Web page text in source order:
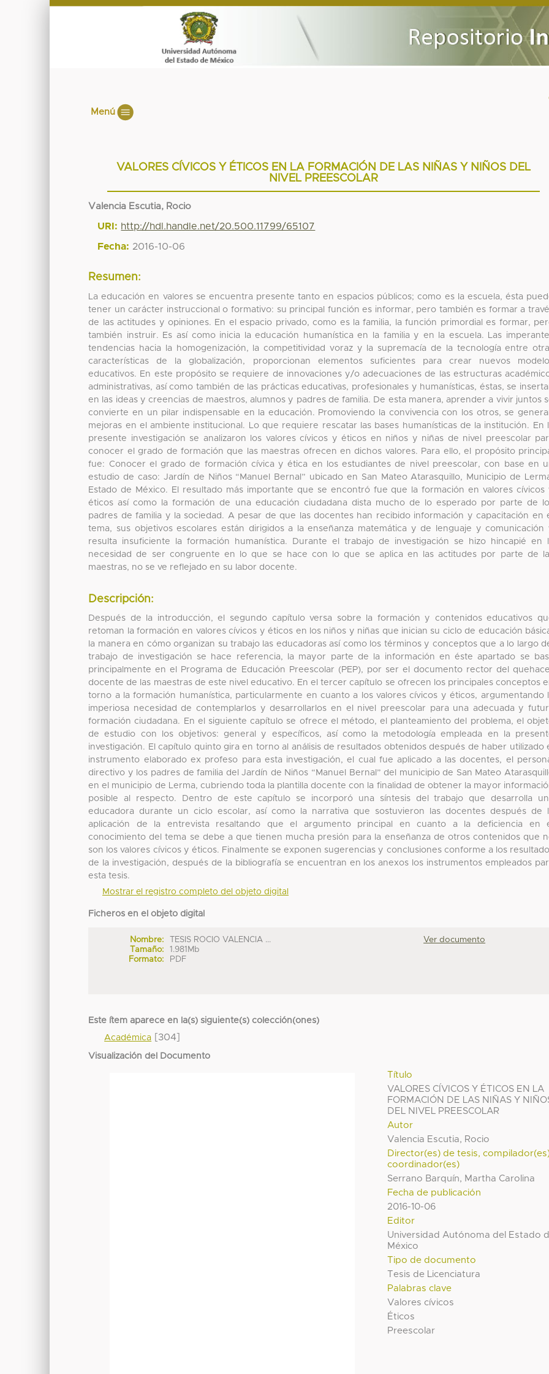
Menú
VALORES CÍVICOS Y ÉTICOS EN LA FORMACIÓN DE LAS NIÑAS Y NIÑOS DEL
NIVEL PREESCOLAR
Valencia Escutia, Rocio
URI: http://hdl.handle.net/20.500.11799/65107
Fecha: 2016-10-06
Resumen:
La educación en valores se encuentra presente tanto en espacios públicos; como es la escuela, ésta
tener un carácter instruccional o formativo: su principal función es informar, pero también es formar a
de las actitudes y opiniones. En el espacio privado, como es la familia, la función primordial es formar,
también instruir. Es así como inicia la educación humanística en la familia y en la escuela. Las
tendencias hacia la homogenización, la competitividad voraz y la supremacía de la tecnología entre
características de la globalización, proporcionan elementos suficientes para crear nuevos
educativos. En este propósito se requiere de innovaciones y/o adecuaciones de las estructuras
administrativas, así como también de las prácticas educativas, profesionales y humanísticas, éstas, se
en las ideas y creencias de maestros, alumnos y padres de familia. De esta manera, aprender a vivir juntos
convierte en un pilar indispensable en la educación. Promoviendo la convivencia con los otros, se
mejoras en el ambiente institucional. Lo que requiere rescatar las bases humanísticas de la institución. En
presente investigación se analizaron los valores cívicos y éticos en niños y niñas de nivel preescolar
conocer el grado de formación que las maestras ofrecen en dichos valores. Para ello, el propósito
fue: Conocer el grado de formación cívica y ética en los estudiantes de nivel preescolar, con base en
estudio de caso: Jardín de Niños “Manuel Bernal” ubicado en San Mateo Atarasquillo, Municipio de
Estado de México. El resultado más importante que se encontró fue que la formación en valores cívicos
éticos así como la formación de una educación ciudadana dista mucho de lo esperado por parte de
padres de familia y la sociedad. A pesar de que las docentes han recibido información y capacitación en
tema, sus objetivos escolares están dirigidos a la enseñanza matemática y de lenguaje y comunicación
resulta insuficiente la formación humanística. Durante el trabajo de investigación se hizo hincapié en
necesidad de ser congruente en lo que se hace con lo que se aplica en las actitudes por parte de
maestras, no se ve reflejado en su labor docente.
Descripción:
Después de la introducción, el segundo capítulo versa sobre la formación y contenidos educativos
retoman la formación en valores cívicos y éticos en los niños y niñas que inician su ciclo de educación
la manera en cómo organizan su trabajo las educadoras así como los términos y conceptos que a lo largo
trabajo de investigación se hace referencia, la mayor parte de la información en éste apartado se
principalmente en el Programa de Educación Preescolar (PEP), por ser el documento rector del
docente de las maestras de este nivel educativo. En el tercer capítulo se ofrecen los principales conceptos
torno a la formación humanística, particularmente en cuanto a los valores cívicos y éticos, argumentando
imperiosa necesidad de contemplarlos y desarrollarlos en el nivel preescolar para una adecuada y
formación ciudadana. En el siguiente capítulo se ofrece el método, el planteamiento del problema, el
de estudio con los objetivos: general y específicos, así como la metodología empleada en la
investigación. El capítulo quinto gira en torno al análisis de resultados obtenidos después de haber utilizado
instrumento elaborado ex profeso para esta investigación, el cual fue aplicado a las docentes, el
directivo y los padres de familia del Jardín de Niños “Manuel Bernal” del municipio de San Mateo
en el municipio de Lerma, cubriendo toda la plantilla docente con la finalidad de obtener la mayor
posible al respecto. Dentro de este capítulo se incorporó una síntesis del trabajo que desarrolla
educadora durante un ciclo escolar, así como la narrativa que sostuvieron las docentes después de
aplicación de la entrevista resaltando que el argumento principal en cuanto a la deficiencia en
conocimiento del tema se debe a que tienen mucha presión para la enseñanza de otros contenidos que
son los valores cívicos y éticos. Finalmente se exponen sugerencias y conclusiones conforme a los
de la investigación, después de la bibliografía se encuentran en los anexos los instrumentos empleados
esta tesis.
Mostrar el registro completo del objeto digital
Ficheros en el objeto digital
Nombre:
TESIS ROCIO VALENCIA ...
Tamaño:
1.981Mb
Formato:
PDF
Ver documento
Este ítem aparece en la(s) siguiente(s) colección(ones)
Académica [304]
Visualización del Documento
Título
VALORES CÍVICOS Y ÉTICOS EN LA
FORMACIÓN DE LAS NIÑAS Y
DEL NIVEL PREESCOLAR
Autor
Valencia Escutia, Rocio
Director(es) de tesis,
coordinador(es)
Serrano Barquín, Martha Carolina
Fecha de publicación
2016-10-06
Editor
Universidad Autónoma del Estado
México
Tipo de documento
Tesis de Licenciatura
Palabras clave
Valores cívicos
Éticos
Preescolar